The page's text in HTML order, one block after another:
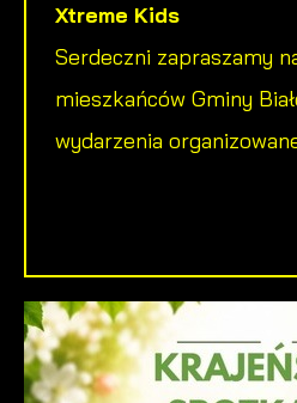
Xtreme Kids
Serdeczni zapraszamy
mieszkańców Gminy
wydarzenia